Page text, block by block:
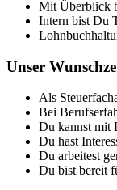
Mit Überblick
Intern bist Du
Unser
Als
Bei
Du kannst mit
Du hast
Du arbeitest
Du bist bereit